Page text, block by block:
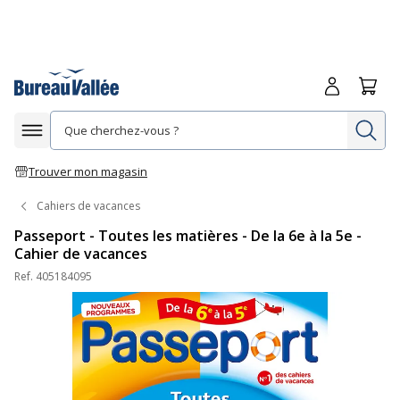
Afficher la navigation
Trouver mon magasin
Me
Cahiers de vacances
Passeport - Toutes les matières - De la 6e à la 5e -
Cahier de vacances
Ref. 405184095